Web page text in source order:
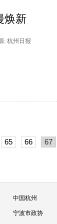
焕新
: 杭州日报
65 66 67
中国杭州
宁波市政协